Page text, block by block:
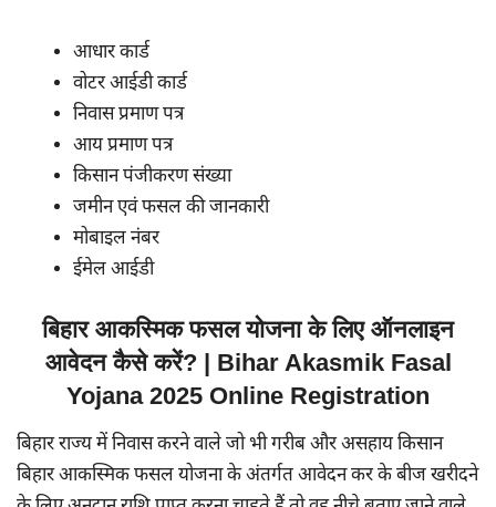
आधार कार्ड
वोटर आईडी कार्ड
निवास प्रमाण पत्र
आय प्रमाण पत्र
किसान पंजीकरण संख्या
जमीन एवं फसल की जानकारी
मोबाइल नंबर
ईमेल आईडी
बिहार आकस्मिक फसल योजना के लिए ऑनलाइन
आवेदन कैसे करें? | Bihar Akasmik Fasal
Yojana 2025 Online Registration
बिहार राज्य में निवास करने वाले जो भी गरीब और असहाय किसान
बिहार आकस्मिक फसल योजना के अंतर्गत आवेदन कर के बीज खरीदने